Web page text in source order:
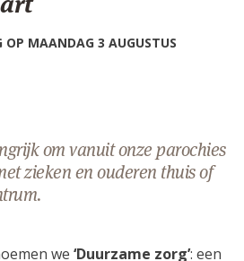
REGISTREREN
MAANDAG 3 AUGUSTUS
om vanuit onze parochies
zieken en ouderen thuis of
we ‘Duurzame zorg’: een